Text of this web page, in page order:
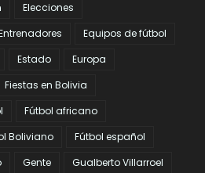
Elecciones
Equipos de fútbol
Estado
Europa
Fiestas en Bolivia
Fútbol africano
Boliviano
Fútbol español
Gente
Gualberto Villarroel